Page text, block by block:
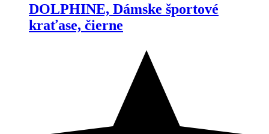
DOLPHINE, Dámske športové
kraťase, čierne